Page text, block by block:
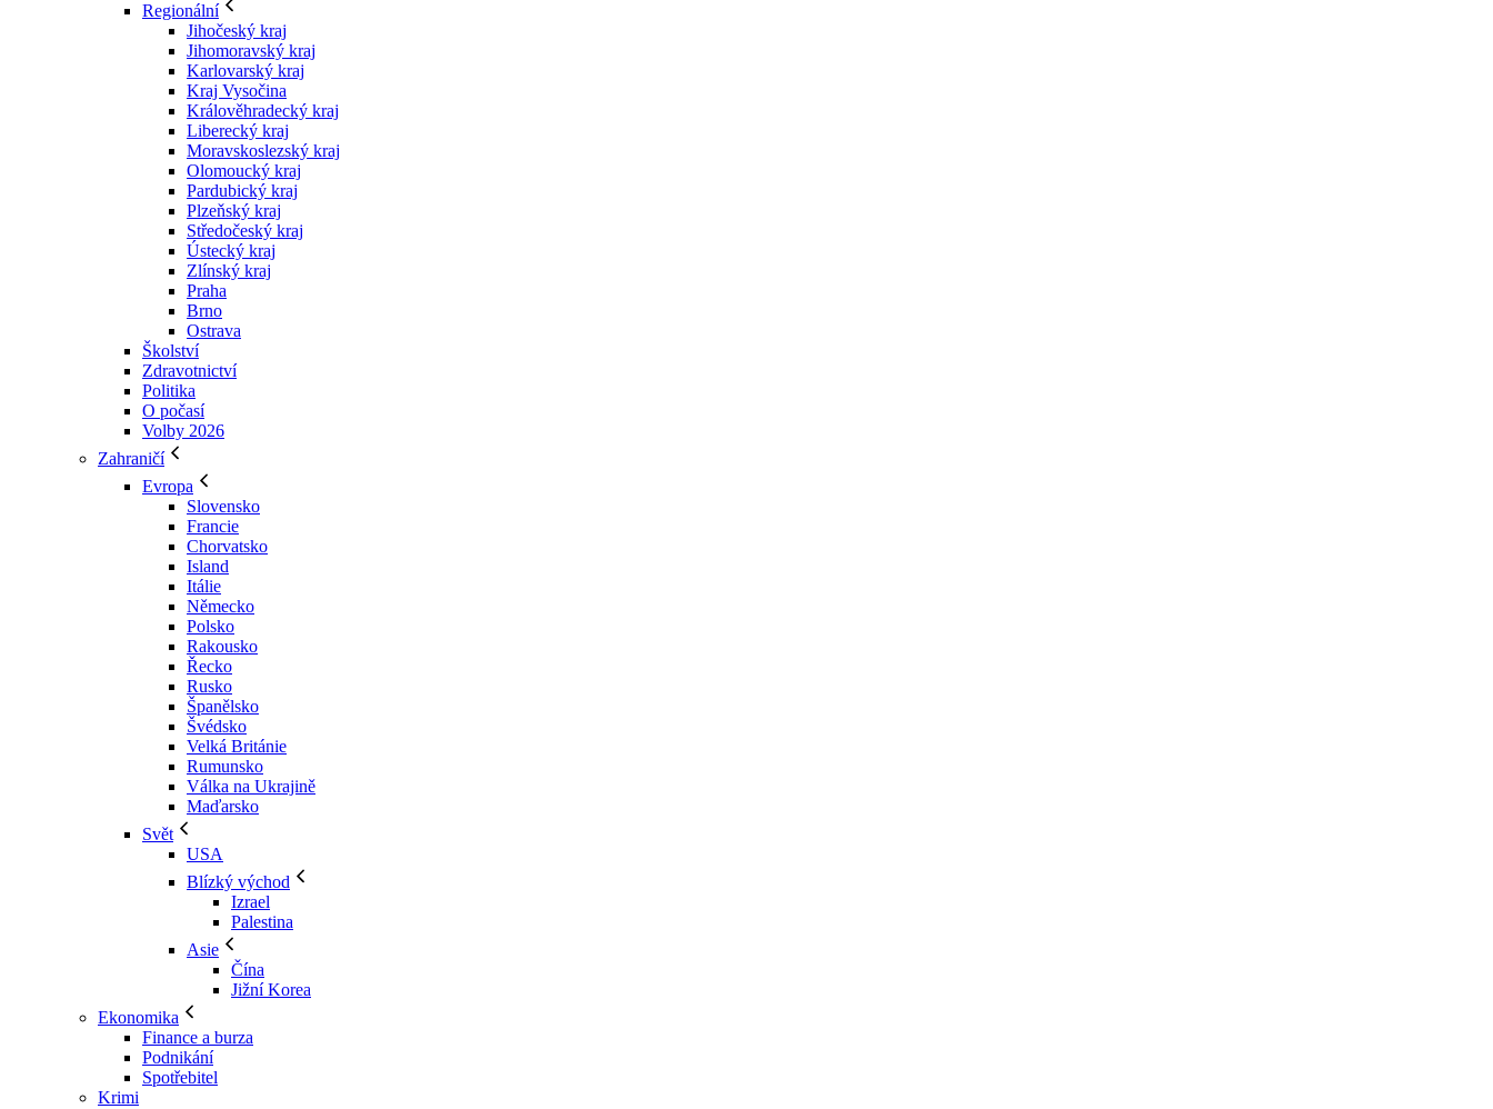
Regionální
Jihočeský kraj
Jihomoravský kraj
Karlovarský kraj
Kraj Vysočina
Králověhradecký kraj
Liberecký kraj
Moravskoslezský kraj
Olomoucký kraj
Pardubický kraj
Plzeňský kraj
Středočeský kraj
Ústecký kraj
Zlínský kraj
Praha
Brno
Ostrava
Školství
Zdravotnictví
Politika
O počasí
Volby 2026
Zahraničí
Evropa
Slovensko
Francie
Chorvatsko
Island
Itálie
Německo
Polsko
Rakousko
Řecko
Rusko
Španělsko
Švédsko
Velká Británie
Rumunsko
Válka na Ukrajině
Maďarsko
Svět
USA
Blízký východ
Izrael
Palestina
Asie
Čína
Jižní Korea
Ekonomika
Finance a burza
Podnikání
Spotřebitel
Krimi